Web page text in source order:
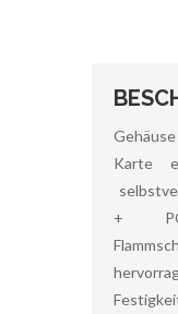
Karte
+